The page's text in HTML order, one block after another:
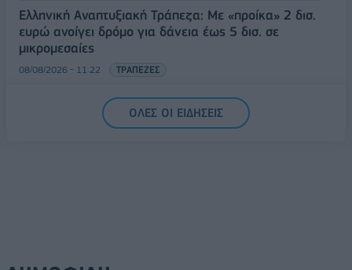
Ελληνική Αναπτυξιακή Τράπεζα: Με «προίκα» 2 δισ.
ευρώ ανοίγει δρόμο για δάνεια έως 5 δισ. σε
μικρομεσαίες
08/08/2026 - 11:22 ΤΡΑΠΕΖΕΣ
5G παντού, 6G στον ορίζοντα: Πού βρίσκεται η
Ελλάδα στη μεγάλη τεχνολογική μετάβαση
ΟΛΕΣ ΟΙ ΕΙΔΗΣΕΙΣ